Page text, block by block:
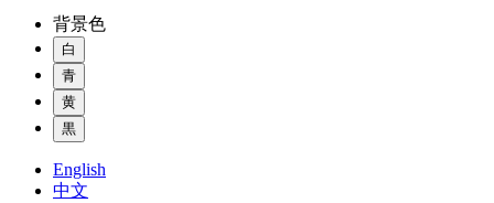
背景色
白
青
黄
黒
English
中文